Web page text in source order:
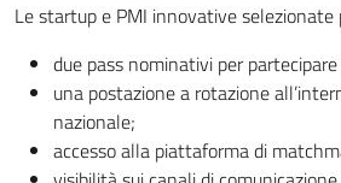
Le startup e PMI innovative
due pass nominativi per
una postazione a rotazione
nazionale;
accesso alla piattaforma di